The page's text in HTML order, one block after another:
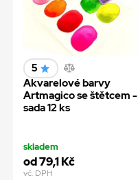
5
Akvarelové barvy
Artmagico se štětcem -
sada 12 ks
skladem
od 79,1 Kč
vč. DPH